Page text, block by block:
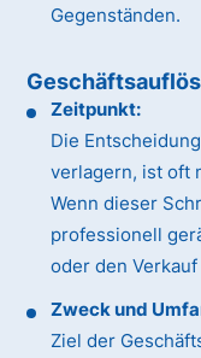
Gegenständen.
Zeitpunkt:
Die
verlagern, ist oft
Wenn dieser
professionell
oder den
Zweck und
Ziel der